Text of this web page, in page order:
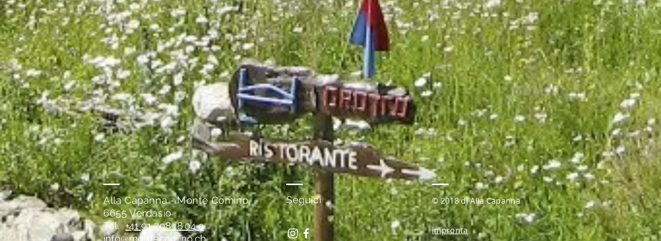
Alla Capanna - Monte Comino
6655 Verdasio
Tel.+41 91 798 18 04 o
info@montecomino.ch
Seguici © 2018 di Alla Capanna
impronta